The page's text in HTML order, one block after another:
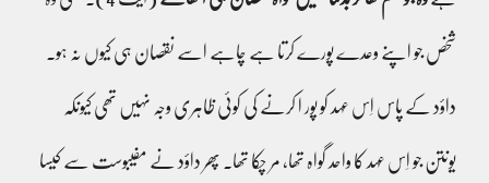
شخص جو اپنے وعدے پورے کرتا ہے چاہے اسے نقصان ہی کیوں نہ ہو۔
داؤد کے پاس اِس عہد کو پور ا کرنے کی کوئی ظاہری وجہ نہیں تھی کیونکہ
یونتن جو اِس عہد کا واحد گواہ تھا، مر چکا تھا۔ پھر داؤد نے مفیبوست سے کیسا